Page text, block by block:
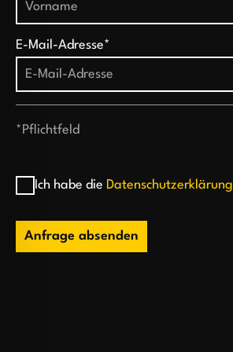
E-Mail-Adresse*
*Pflichtfeld
Ich habe die Datenschutzerklärung
Anfrage absenden